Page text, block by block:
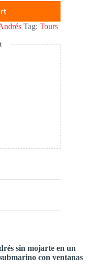
Tag: Tours
sin mojarte en un
con ventanas